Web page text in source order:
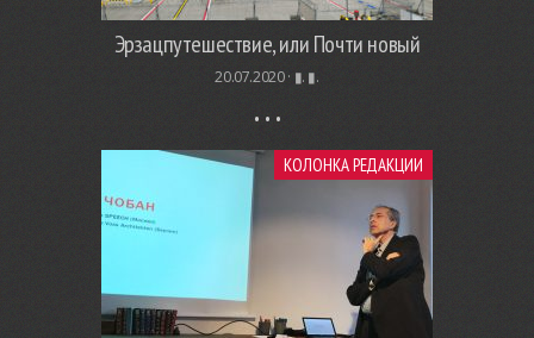
Эрзацпутешествие, или Почти новый
20.07.2020 · ▮. ▮.
КОЛОНКА РЕДАКЦИИ